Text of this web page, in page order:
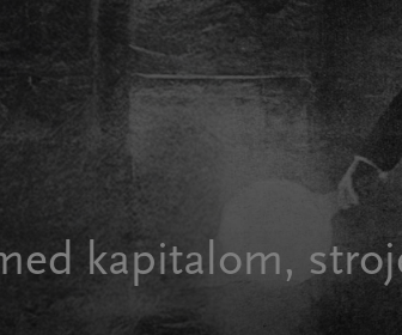
kapitalom,